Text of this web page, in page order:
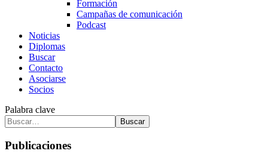
Formación
Campañas de comunicación
Podcast
Noticias
Diplomas
Buscar
Contacto
Asociarse
Socios
Palabra clave
Buscar
Publicaciones